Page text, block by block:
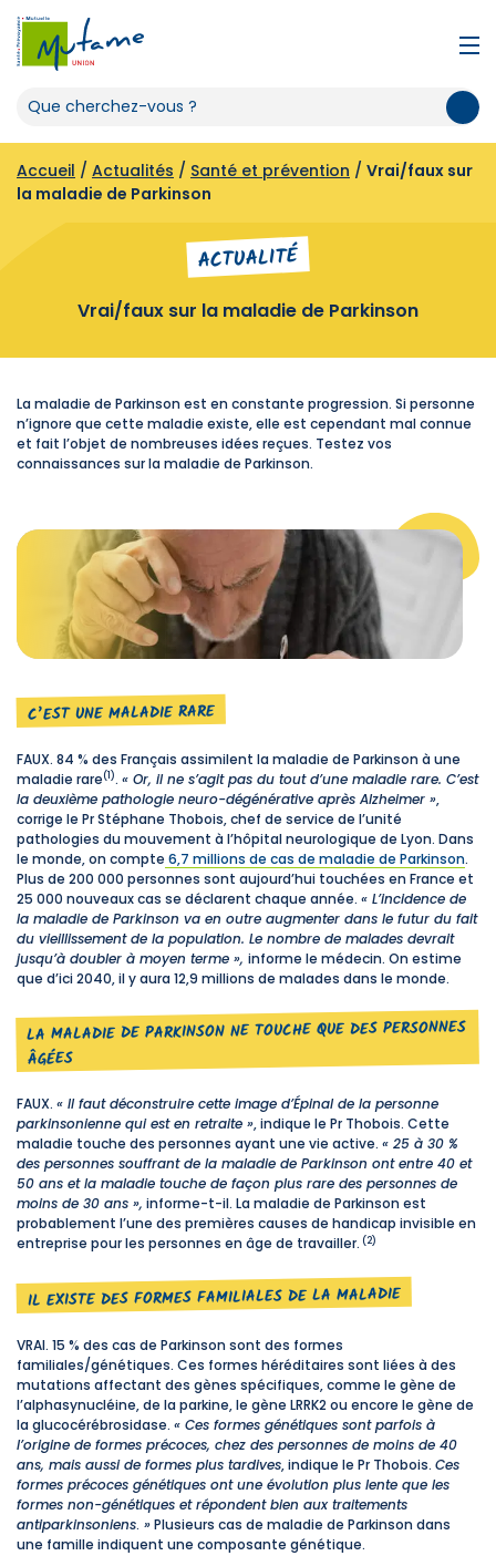
Accueil / Actualités / Santé et prévention / Vrai/faux sur
la maladie de Parkinson
ACTUALITÉ
Vrai/faux sur la maladie de Parkinson
La maladie de Parkinson est en constante progression. Si personne
n’ignore que cette maladie existe, elle est cependant mal connue
et fait l’objet de nombreuses idées reçues. Testez vos
connaissances sur la maladie de Parkinson.
C’EST UNE MALADIE RARE
FAUX. 84 % des Français assimilent la maladie de Parkinson à une
maladie rare(1). « Or, il ne s’agit pas du tout d’une maladie rare. C’est
la deuxième pathologie neuro-dégénérative après Alzheimer »,
corrige le Pr Stéphane Thobois, chef de service de l’unité
pathologies du mouvement à l’hôpital neurologique de Lyon. Dans
le monde, on compte 6,7 millions de cas de maladie de Parkinson.
Plus de 200 000 personnes sont aujourd’hui touchées en France et
25 000 nouveaux cas se déclarent chaque année. « L’incidence de
la maladie de Parkinson va en outre augmenter dans le futur du fait
du vieillissement de la population. Le nombre de malades devrait
jusqu’à doubler à moyen terme », informe le médecin. On estime
que d’ici 2040, il y aura 12,9 millions de malades dans le monde.
LA MALADIE DE PARKINSON NE TOUCHE QUE DES PERSONNES
ÂGÉES
FAUX. « Il faut déconstruire cette image d’Épinal de la personne
parkinsonienne qui est en retraite », indique le Pr Thobois. Cette
maladie touche des personnes ayant une vie active. « 25 à 30 %
des personnes souffrant de la maladie de Parkinson ont entre 40 et
50 ans et la maladie touche de façon plus rare des personnes de
moins de 30 ans », informe-t-il. La maladie de Parkinson est
probablement l’une des premières causes de handicap invisible en
entreprise pour les personnes en âge de travailler. (2)
IL EXISTE DES FORMES FAMILIALES DE LA MALADIE
VRAI. 15 % des cas de Parkinson sont des formes
familiales/génétiques. Ces formes héréditaires sont liées à des
mutations affectant des gènes spécifiques, comme le gène de
l’alphasynucléine, de la parkine, le gène LRRK2 ou encore le gène de
la glucocérébrosidase. « Ces formes génétiques sont parfois à
l’origine de formes précoces, chez des personnes de moins de 40
ans, mais aussi de formes plus tardives, indique le Pr Thobois. Ces
formes précoces génétiques ont une évolution plus lente que les
formes non-génétiques et répondent bien aux traitements
antiparkinsoniens. »Plusieurs cas de maladie de Parkinson dans
une famille indiquent une composante génétique.